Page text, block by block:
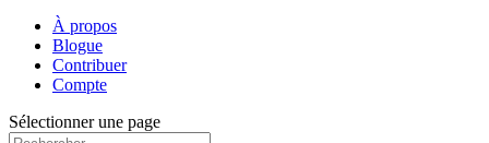
À propos
Blogue
Contribuer
Compte
Sélectionner une page